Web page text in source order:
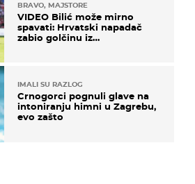
BRAVO, MAJSTORE
VIDEO Bilić može mirno
spavati: Hrvatski napadač
zabio golčinu iz
IMALI SU RAZLOG
Crnogorci pognuli glave na
intoniranju himni u Zagrebu,
evo zašto